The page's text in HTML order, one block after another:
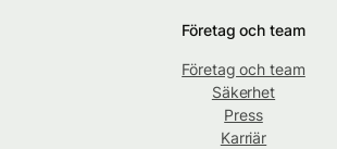
Företag och team
Företag och team
Säkerhet
Press
Karriär